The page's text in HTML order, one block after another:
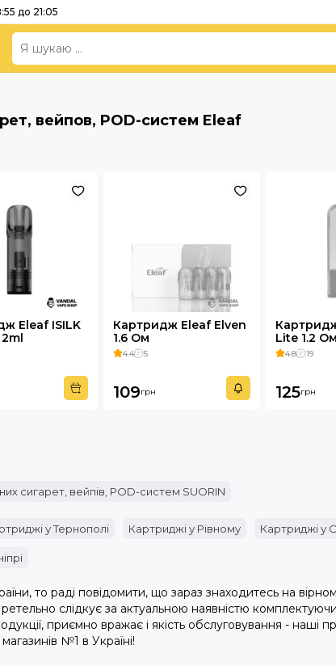
до 21:05
вейпов, POD-систем Eleaf
Eleaf ISILK
2ml
Картридж Eleaf Elven
1.6 Ом
4.4 5
109грн
Lite 1.2 Ом
4.8 19
125грн
сигарет, вейпів, POD-систем SUORIN
у Тернополі Картриджі у Рівному Картриджі у
то раді повідомити, що зараз знаходитесь на
слідкує за актуальною наявністю
приємно вражає і якість обслуговування -
№1 в Україні!